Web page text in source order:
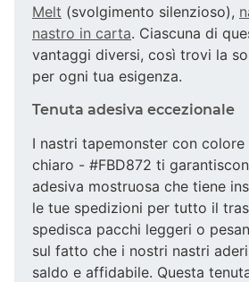
Melt (svolgimento silenzioso),
nastro in carta. Ciascuna di
vantaggi diversi, così trovi la
per ogni tua esigenza.
Tenuta adesiva eccezionale
I nastri tapemonster con
chiaro - #FBD872 ti
adesiva mostruosa che tiene
le tue spedizioni per tutto il
spedisca pacchi leggeri o
sul fatto che i nostri nastri
saldo e affidabile. Questa